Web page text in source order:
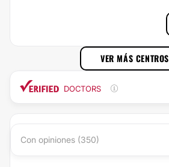
VER MÁS CENTROS
DOCTORS
Con opiniones (350)